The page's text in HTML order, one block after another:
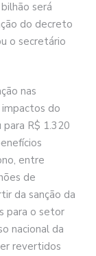
será
do decreto
o secretário
nas
do
R$ 1.320
entre
de
da sanção da
para o setor
nacional da
revertidos